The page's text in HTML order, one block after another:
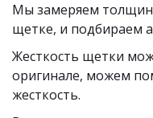
Мы замеряем
щетке, и подбираем
Жесткость щетки
оригинале, можем
жесткость.